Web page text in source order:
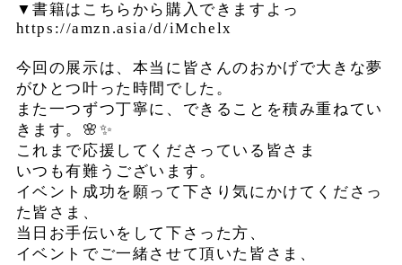
▼書籍はこちらから購入できますよっ
https://amzn.asia/d/iMchelx
今回の展示は、本当に皆さんのおかげで大きな夢
がひとつ叶った時間でした。
また一つずつ丁寧に、できることを積み重ねてい
きます。🌸✨
これまで応援してくださっている皆さま
いつも有難うございます。
イベント成功を願って下さり気にかけてくださっ
た皆さま、
当日お手伝いをして下さった方、
イベントでご一緒させて頂いた皆さま、